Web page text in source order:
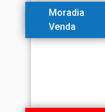
Moradia
Venda